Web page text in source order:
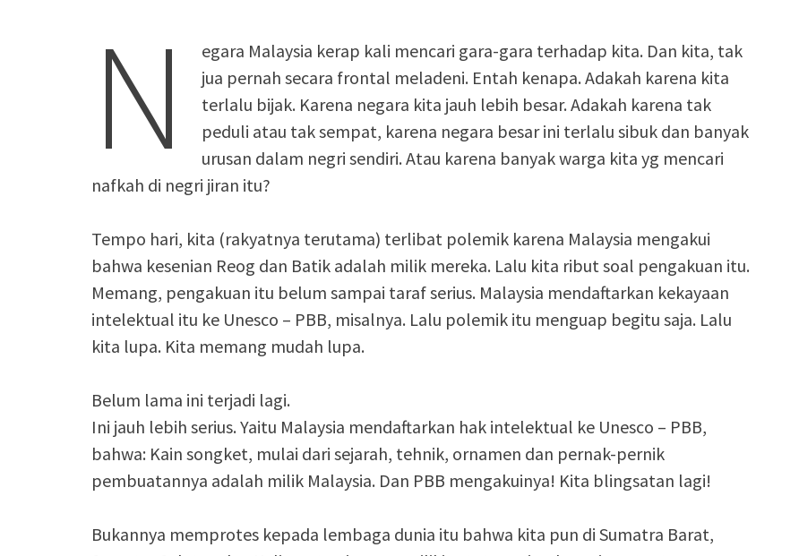
N
egara Malaysia kerap kali mencari gara-gara terhadap kita. Dan kita, tak
jua pernah secara frontal meladeni. Entah kenapa. Adakah karena kita
terlalu bijak. Karena negara kita jauh lebih besar. Adakah karena tak
peduli atau tak sempat, karena negara besar ini terlalu sibuk dan banyak
urusan dalam negri sendiri. Atau karena banyak warga kita yg mencari
nafkah di negri jiran itu?
Tempo hari, kita (rakyatnya terutama) terlibat polemik karena Malaysia mengakui
bahwa kesenian Reog dan Batik adalah milik mereka. Lalu kita ribut soal pengakuan itu.
Memang, pengakuan itu belum sampai taraf serius. Malaysia mendaftarkan kekayaan
intelektual itu ke Unesco – PBB, misalnya. Lalu polemik itu menguap begitu saja. Lalu
kita lupa. Kita memang mudah lupa.
Belum lama ini terjadi lagi.
Ini jauh lebih serius. Yaitu Malaysia mendaftarkan hak intelektual ke Unesco – PBB,
bahwa: Kain songket, mulai dari sejarah, tehnik, ornamen dan pernak-pernik
pembuatannya adalah milik Malaysia. Dan PBB mengakuinya! Kita blingsatan lagi!
Bukannya memprotes kepada lembaga dunia itu bahwa kita pun di Sumatra Barat,